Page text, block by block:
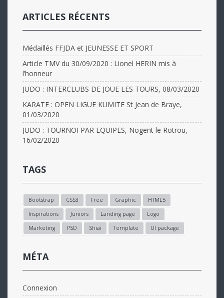
ARTICLES RÉCENTS
Médaillés FFJDA et JEUNESSE ET SPORT
Article TMV du 30/09/2020 : Lionel HERIN mis à
l’honneur
JUDO : INTERCLUBS DE JOUE LES TOURS, 08/03/2020
KARATE : OPEN LIGUE KUMITE St Jean de Braye,
01/03/2020
JUDO : TOURNOI PAR EQUIPES, Nogent le Rotrou,
16/02/2020
TAGS
Bootstrap CSS3 Free Graphic
HTML5
Inspirations
Juniors Landing page
Logo
Marketing
PSD Shiai Template UI package
MÉTA
Connexion